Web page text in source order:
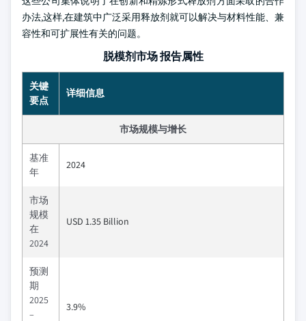
办法,这样,在建筑中广泛采用释放剂就可以解决与材料性能、兼
容性和可扩展性有关的问题。
脱模剂市场 报告属性
关键
要点
详细信息
市场规模与增长
基准
年
2024
市场
规模
在
2024
USD 1.35 Billion
预测
期
2025
–
3.9%